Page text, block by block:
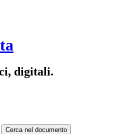
digitali.
Cerca nel documento